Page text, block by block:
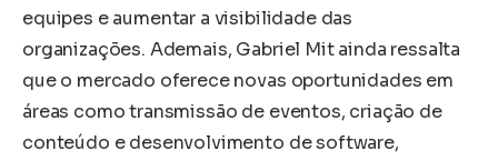
equipes e aumentar a visibilidade das
organizações. Ademais, Gabriel Mit ainda ressalta
que o mercado oferece novas oportunidades em
áreas como transmissão de eventos, criação de
conteúdo e desenvolvimento de software,